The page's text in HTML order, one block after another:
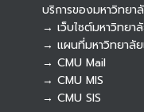
บริการของมหาวิทยา
→ เว็บไซต์มหาวิทยา
→ แผนที่มหาวิทยาลัย
→ CMU Mail
→ CMU MIS
→ CMU SIS
Botnoi
Connecting…